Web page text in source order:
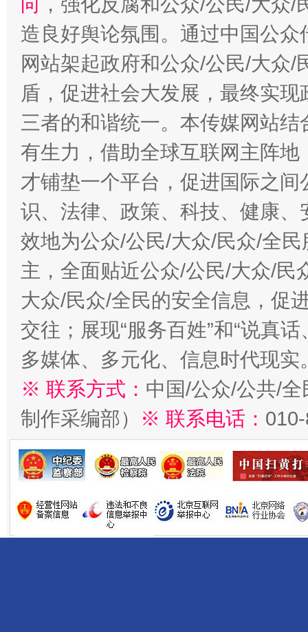
造良好舆论氛围。通过中国公
网站架起政府和公众/公民/大众
盾，促进社会大发展，最终实
三者的和谐统一。本传媒网站
有生力，借助全球互联网主阵
才铺垫一个平台，促进国际之
识、法律、政策、科技、健康
效地为公众/公民/大众/民众/全
主，全面贴近公众/公民/大众/民
大众/民众/全民的安全信息，促
交往；展现“服务百姓”和“说真
多媒体、多元化、信息时代现实
※ 联系方式： 中国/公众/公共/
制作采编部）
※ 联系电话：